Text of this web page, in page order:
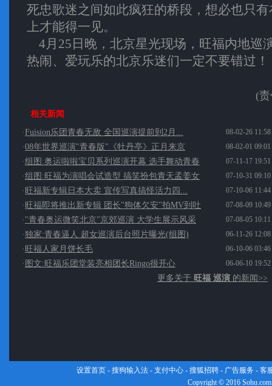
死忠歌迷之间如此疯狂的桥段，想必也只
上才能得一见。
4月25日晚，北京星光现场，旺福内地巡
热闹、爱玩乐的北京乐迷们一定不要错过！
(
相关新闻
08-02-26 11:58
·Fuision乐团青春无敌 全国巡演提前到2月...
08-02-01 09:01
·08年世界巡演"青春版"《牡丹亭》正月来京
07-11-17 19:51
·组图:奥运啦啦宝贝系列巡演开幕 选手舞动青春
07-10-31 09:10
·组图:旺福为演唱会试造型 搞笑扮包青天孟姜女
07-10-06 11:44
·旺福新专辑日本大卖 宣传写真搞怪活力四...
07-08-09 10:49
·旺福即将推出新专辑 团长"狗体欠安"拍MV到吐
07-08-05 10:11
·"青春奥运微笑北京"京郊巡演 大学生展示风采
06-11-26 12:08
·独家:青春逼人 超女巡演后台照片曝光(组图)
06-10-06 03:46
·旺福人家月饼长毛
06-06-10 19:52
· 图文:旺福乐团堂装亮相团长Ringo很开心
更多关于 旺福 巡演 的新闻>>
设置首页- 搜狗输入法- 支付中心- 搜狐招聘- 广告服务 - 客
Copyright© 2016